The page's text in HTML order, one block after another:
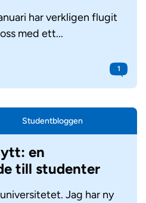
har verkligen flugit
med ett...
1
Student­bloggen
en
till studenter
Jag har ny